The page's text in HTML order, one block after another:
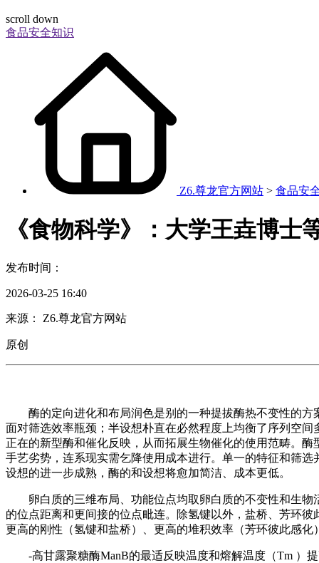
scroll down
食品安全知识
Z6.尊龙官方网站 > 食品安
《食物科学》：大学王垚博士
发布时间：
2026-03-25 16:40
来源： Z6.尊龙官方网站
原创
酶的定向进化和布局润色是别的一种提拔酶热不变性的方
面对筛选效率瓶颈；半设想朴直在必然程度上均衡了序列空
正在的新型酶和催化反映，从而拓展生物催化的使用范畴。
手艺劣势，连系现实需乞降使用成本进行。单一的特征和筛
设想的进一步成熟，酶的和设想将愈加简洁、成本更低。
卵白质的三维布局、功能位点均取卵白质的不变性和生物
的位点距离和更间接的位点毗连。除氢键以外，盐桥、芳环
更高的刚性（氢键和盐桥）、更高的堆积效率（芳环彼此感化
-高甘露聚糖酶ManB的最适反映温度和熔解温度（Tm ）提